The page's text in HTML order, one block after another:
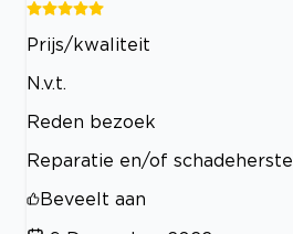
Prijs/kwaliteit
N.v.t.
Reden bezoek
Reparatie en/of schadeherstel
Beveelt aan